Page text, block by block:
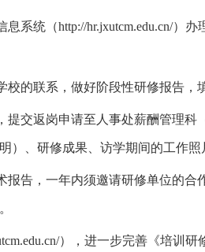
息系统（http://hr.jxutcm.edu.cn/）办
的联系，做好阶段性研修报告
提交返岗申请至人事处薪酬管理科
）、研修成果、访学期间的工作
告，一年内须邀请研修单位的
），进一步完善《培训研